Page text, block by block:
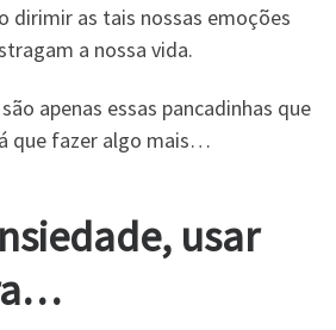
dirimir as tais nossas emoções
a nossa vida.
apenas essas pancadinhas que
que fazer algo mais…
usar